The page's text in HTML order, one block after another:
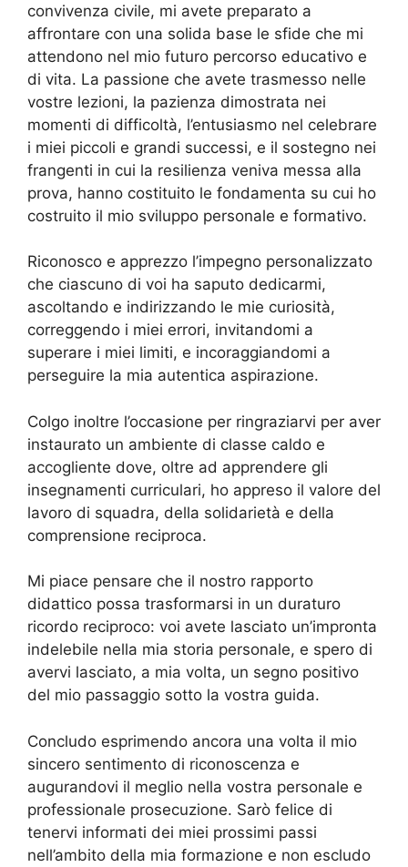
convivenza civile, mi avete preparato a
affrontare con una solida base le sfide che mi
attendono nel mio futuro percorso educativo e
di vita. La passione che avete trasmesso nelle
vostre lezioni, la pazienza dimostrata nei
momenti di difficoltà, l’entusiasmo nel celebrare
i miei piccoli e grandi successi, e il sostegno nei
frangenti in cui la resilienza veniva messa alla
prova, hanno costituito le fondamenta su cui ho
costruito il mio sviluppo personale e formativo.
Riconosco e apprezzo l’impegno personalizzato
che ciascuno di voi ha saputo dedicarmi,
ascoltando e indirizzando le mie curiosità,
correggendo i miei errori, invitandomi a
superare i miei limiti, e incoraggiandomi a
perseguire la mia autentica aspirazione.
Colgo inoltre l’occasione per ringraziarvi per aver
instaurato un ambiente di classe caldo e
accogliente dove, oltre ad apprendere gli
insegnamenti curriculari, ho appreso il valore del
lavoro di squadra, della solidarietà e della
comprensione reciproca.
Mi piace pensare che il nostro rapporto
didattico possa trasformarsi in un duraturo
ricordo reciproco: voi avete lasciato un’impronta
indelebile nella mia storia personale, e spero di
avervi lasciato, a mia volta, un segno positivo
del mio passaggio sotto la vostra guida.
Concludo esprimendo ancora una volta il mio
sincero sentimento di riconoscenza e
augurandovi il meglio nella vostra personale e
professionale prosecuzione. Sarò felice di
tenervi informati dei miei prossimi passi
nell’ambito della mia formazione e non escludo